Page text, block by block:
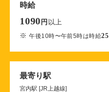
時給
1090 円 以上
※午後10時〜午前5時は時給25
最寄り駅
宮内駅 [JR上越線]